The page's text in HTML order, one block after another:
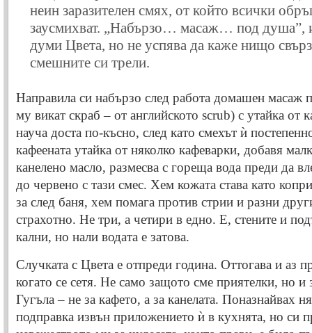
неин заразителен смях, от който всички
заусмихват. „Набързо… масаж… под душа”,
думи Цвета, но не успява да каже нищо
смешните си трели.
Направила си набързо след работа домашен
му викат скраб – от английското scrub) с утайка от
науча доста по-късно, след като смехът ѝ
кафеената утайка от няколко кафеварки, добавя
канелено масло, размесва с гореща вода преди да
до червено с тази смес. Хем кожата става като
за след баня, хем помага против стрии и разни
страхотно. Не три, а четири в едно. Е, стените и
кални, но нали водата е затова.
Случката с Цвета е отпреди година. Оттогава и аз
когато се сетя. Не само защото сме приятелки, но и
Гугъла – не за кафето, а за канелата. Поназнайвах
подправка извън приложението ѝ в кухнята, но си